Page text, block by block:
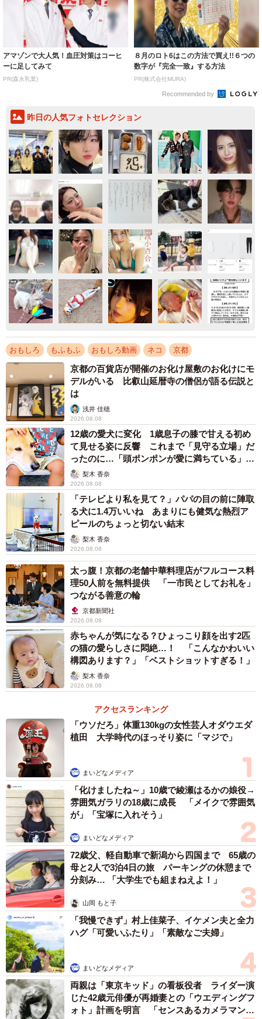
アマゾンで大人気！血圧対策はコーヒ
ーに足してみて
PR(森永乳業)
８月のロト6はこの方法で買え!!６つの
数字が『完全一致』する方法
PR(株式会社MURA)
Recommended by
昨日の人気フォトセレクション
おもしろ もふもふ おもしろ動画 ネコ 京都
京都の百貨店が開催のお化け屋敷のお化けにモ
デルがいる 比叡山延暦寺の僧侶が語る伝説と
は
浅井 佳穂
2026.08.08
12歳の愛犬に変化 1歳息子の膝で甘える初め
て見せる姿に反響 これまで「見守る立場」だ
ったのに…「頭ポンポンが愛に満ちている」
「尊…」
梨木 香奈
2026.08.08
「テレビより私を見て？」パパの目の前に陣取
る犬に1.4万いいね あまりにも健気な熱烈ア
ピールのちょっと切ない結末
梨木 香奈
2026.08.08
太っ腹！京都の老舗中華料理店がフルコース料
理50人前を無料提供 「一市民としてお礼を」
つながる善意の輪
京都新聞社
2026.08.08
赤ちゃんが気になる？ひょっこり顔を出す2匹
の猫の愛らしさに悶絶…！ 「こんなかわいい
構図あります？」「ベストショットすぎる！」
梨木 香奈
2026.08.08
アクセスランキング
「ウソだろ」体重130kgの女性芸人オダウエダ
植田 大学時代のほっそり姿に「マジで」
まいどなメディア
「化けましたね～」10歳で綾瀬はるかの娘役→
雰囲気ガラリの18歳に成長 「メイクで雰囲気
が」「宝塚に入れそう」
まいどなメディア
72歳父、軽自動車で新潟から四国まで 65歳の
母と2人で3泊4日の旅 パーキングの休憩まで
分刻み… 「大学生でも組まねえよ！」
山岡 もと子
「我慢できず」村上佳菜子、イケメン夫と全力
ハグ「可愛いふたり」「素敵なご夫婦」
まいどなメディア
両親は「東京キッド」の看板役者 ライダー演
じた42歳元俳優が再婚妻との「ウエディングフ
ォト」計画を明言 「センスあるカメラマン求